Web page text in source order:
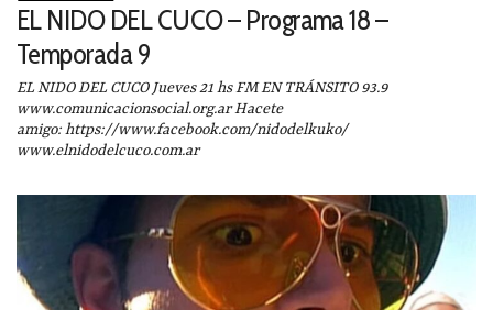
EL NIDO DEL CUCO – Programa 18 –
Temporada 9
EL NIDO DEL CUCO Jueves 21 hs FM EN TRÁNSITO 93.9
www.comunicacionsocial.org.ar Hacete
amigo: https://www.facebook.com/nidodelkuko/
www.elnidodelcuco.com.ar